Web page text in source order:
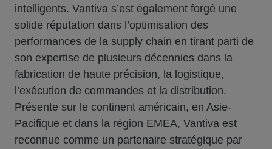
intelligents. Vantiva s’est également forgé une
solide réputation dans l’optimisation des
performances de la supply chain en tirant parti de
son expertise de plusieurs décennies dans la
fabrication de haute précision, la logistique,
l’exécution de commandes et la distribution.
Présente sur le continent américain, en Asie-
Pacifique et dans la région EMEA, Vantiva est
reconnue comme un partenaire stratégique par